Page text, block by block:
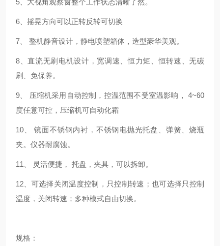
5 、大视角观察窗整个工作状态清晰了然。
6 、摇晃方向可以正转反转可切换
7 整机静音设计，静电喷塑箱体，造型豪华美观。
8 、直流无刷电机设计，宽调速、恒力矩、恒转速、无碳
刷、免保养。
9 压缩机采用自动控制，控温范围不受室温影响， 4~60
度任意可控，压缩机可自动化霜
10
镜面不锈钢内衬，不锈钢电抛光托盘、弹簧、烧瓶
夹。仪器耐腐蚀。
11 灵活便捷， 托盘，夹具，可以拆卸。
12 、可选择关闭温度控制，只控制转速；也可选择只控制
温度，关闭转速；多种模式自由切换。
规格：